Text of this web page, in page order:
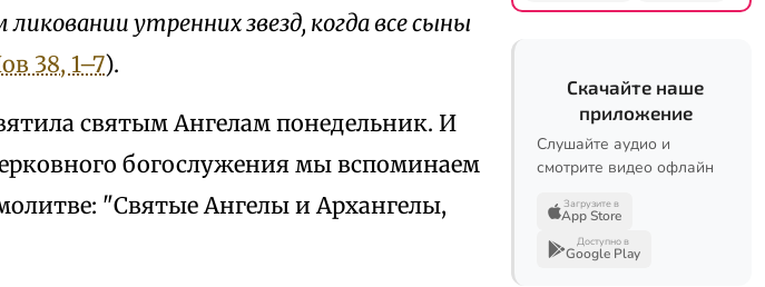
утренних звезд, когда все сыны
38, 1–7).
святым Ангелам понедельник. И
богослужения мы вспоминаем
"Святые Ангелы и Архангелы,
Скачайте наше
приложение
Слушайте аудио и
смотрите видео офлайн
Загрузите в
App Store
Доступно в
Google Play